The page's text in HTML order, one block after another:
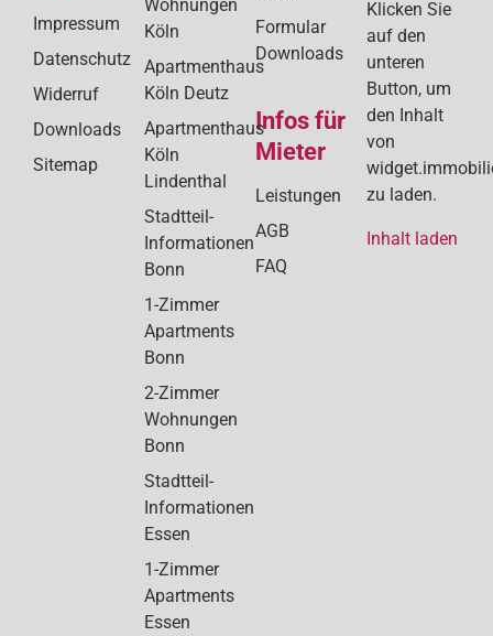
Impressum
Datenschutz
Widerruf
Downloads
Sitemap
Wohnungen
Köln
Apartmenthaus
Köln Deutz
Apartmenthaus
Köln
Lindenthal
Stadtteil-
Informationen
Bonn
1-Zimmer
Apartments
Bonn
2-Zimmer
Wohnungen
Bonn
Stadtteil-
Informationen
Essen
1-Zimmer
Apartments
Essen
Formular
Downloads
Infos für
Mieter
Leistungen
AGB
FAQ
Klicken Sie
auf den
unteren
Button, um
den Inhalt
von
zu laden.
Inhalt laden